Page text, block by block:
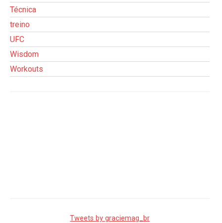
Técnica
treino
UFC
Wisdom
Workouts
Tweets by graciemag_br